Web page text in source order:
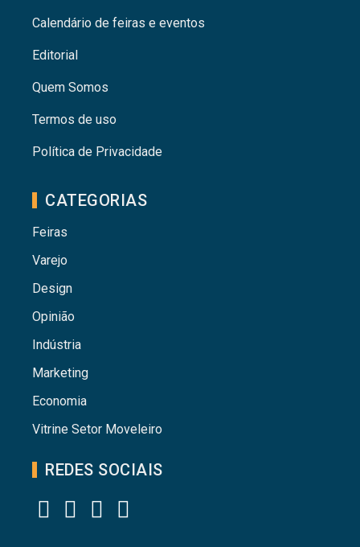
Calendário de feiras e eventos
Editorial
Quem Somos
Termos de uso
Política de Privacidade
CATEGORIAS
Feiras
Varejo
Design
Opinião
Indústria
Marketing
Economia
Vitrine Setor Moveleiro
REDES SOCIAIS